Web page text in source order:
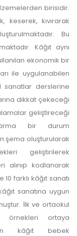
birisidir.
keserek, kıvırarak
Bu
Kâğıt aynı
ekonomik bir
ile uygulanabilen
sanatlar derslerine
dikkat çekeceği
geliştireceği
bir durum
şema oluşturularak
geliştirilerek
alınıp kodlanarak
10 farklı kâğıt sanatı
sanatına uygun
İlk ve ortaokul
örnekleri ortaya
kâğıt bebek